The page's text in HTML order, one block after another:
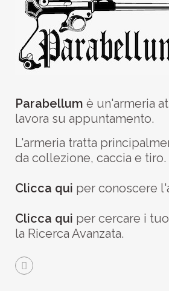
Parabellum è un'armeria
lavora su appuntamento.
L'armeria tratta
da collezione, caccia e tiro.
Clicca qui per conoscere
Clicca qui per cercare i
la Ricerca Avanzata.